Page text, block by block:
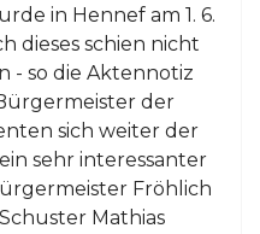
in Hennef am 1. 6.
dieses schien nicht
- so die Aktennotiz
der
sich weiter der
sehr interessanter
Fröhlich
Mathias